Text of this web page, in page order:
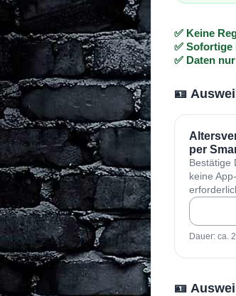
✅ Keine
✅
✅ Daten
🪪
per
Bestätige
keine
Dauer: ca.
🪪